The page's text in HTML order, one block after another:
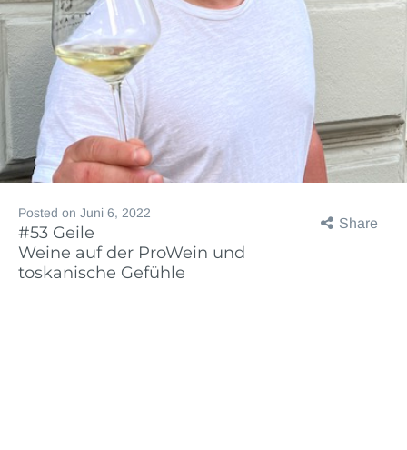
Share
Posted on Juni 6, 2022
#53 Geile
Weine auf der ProWein und
toskanische Gefühle